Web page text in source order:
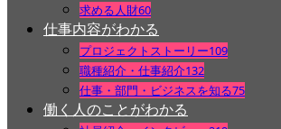
求める人財60
仕事内容がわかる
プロジェクトストーリー109
職種紹介・仕事紹介132
仕事・部門・ビジネスを知る75
働く人のことがわかる